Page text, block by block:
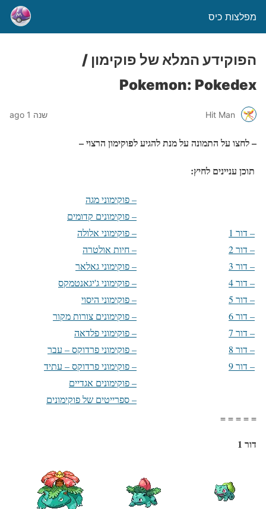
מפלצות כיס
הפוקידע המלא של פוקימון /
Pokemon: Pokedex
Hit Man שנה 1 ago
– לחצו על התמונה על מנת להגיע לפוקימון הרצוי –
תוכן עניינים לחיץ:
– דור 1
– דור 2
– דור 3
– דור 4
– דור 5
– דור 6
– דור 7
– דור 8
– דור 9
– פוקימוני מגה
–פוקימונים קדומים
–פוקימוני אלולה
–חיות אולטרה
–פוקימוני גאלאר
–פוקימוני ג'יגאנטמקס
–פוקימוני היסוי
–פוקימונים צורות מקור
–פוקימוני פלדאה
–פוקימוני פרדוקס – עבר
–פוקימוני פרדוקס – עתיד
–פוקימונים אגדיים
–ספרייטים של פוקימונים
= = = = =
דור 1